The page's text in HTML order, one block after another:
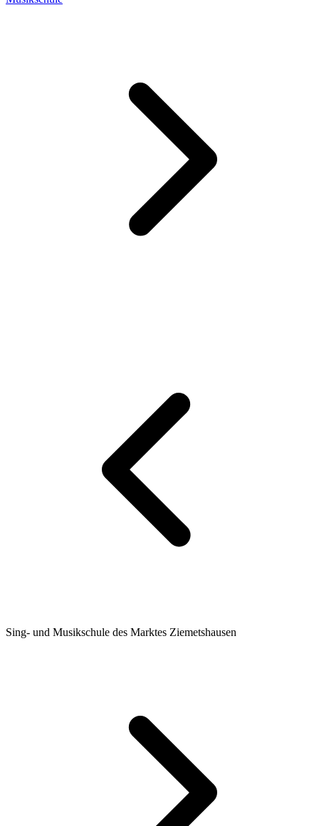
Sing- und Musikschule des Marktes Ziemetshausen